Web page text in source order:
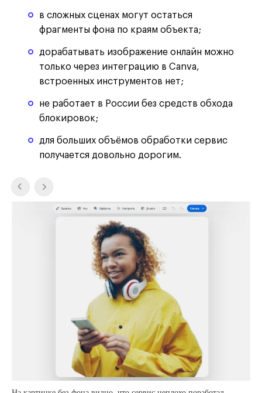
в сложных сценах могут остаться
фрагменты фона по краям объекта;
дорабатывать изображение онлайн можно
только через интеграцию в Canva,
встроенных инструментов нет;
не работает в России без средств обхода
блокировок;
для больших объёмов обработки сервис
получается довольно дорогим.